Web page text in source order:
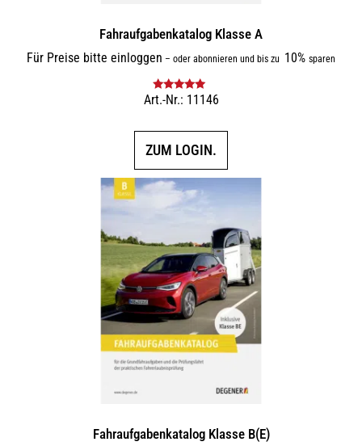
Fahraufgabenkatalog Klasse A
Für Preise bitte einloggen – oder abonnieren und bis zu 10% sparen
Bewertet mit
Art.-Nr.: 11146
ZUM LOGIN.
Fahraufgabenkatalog Klasse B(E)